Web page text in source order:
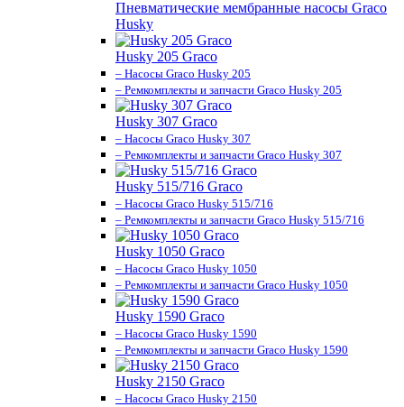
Пневматические мембранные насосы Graco
Husky
Husky 205 Graco
– Насосы Graco Husky 205
– Ремкомплекты и запчасти Graco Husky 205
Husky 307 Graco
– Насосы Graco Husky 307
– Ремкомплекты и запчасти Graco Husky 307
Husky 515/716 Graco
– Насосы Graco Husky 515/716
– Ремкомплекты и запчасти Graco Husky 515/716
Husky 1050 Graco
– Насосы Graco Husky 1050
– Ремкомплекты и запчасти Graco Husky 1050
Husky 1590 Graco
– Насосы Graco Husky 1590
– Ремкомплекты и запчасти Graco Husky 1590
Husky 2150 Graco
– Насосы Graco Husky 2150